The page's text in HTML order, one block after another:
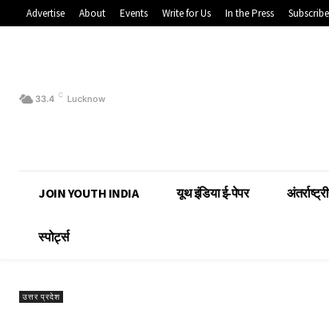
Advertise About Events Write for Us In the Press Subscribe
33.4 C Lucknow
JOIN YOUTH INDIA यूथ इंडिया ई-पेपर
स्पोर्ट्स
उत्तर प्रदेश